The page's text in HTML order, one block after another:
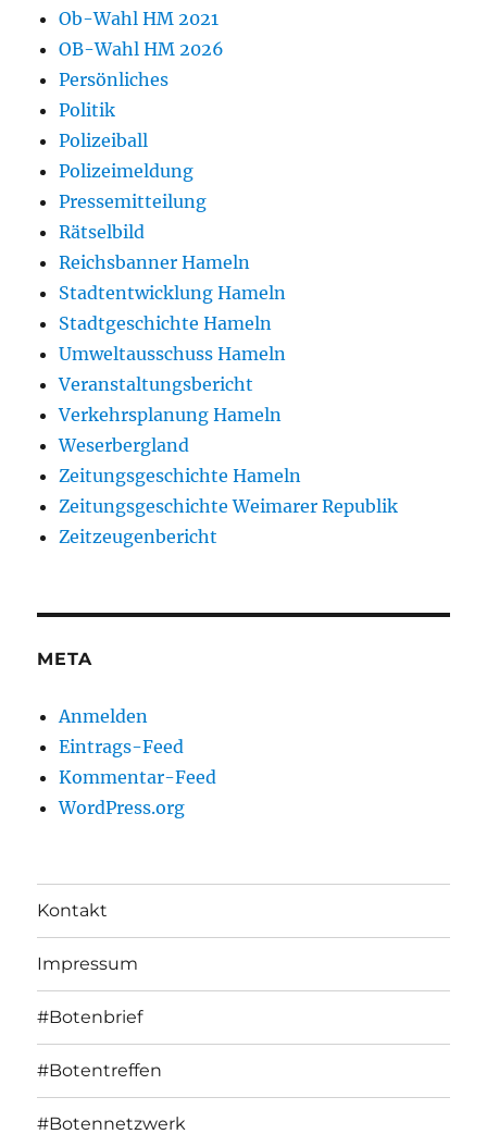
Ob-Wahl HM 2021
OB-Wahl HM 2026
Persönliches
Politik
Polizeiball
Polizeimeldung
Pressemitteilung
Rätselbild
Reichsbanner Hameln
Stadtentwicklung Hameln
Stadtgeschichte Hameln
Umweltausschuss Hameln
Veranstaltungsbericht
Verkehrsplanung Hameln
Weserbergland
Zeitungsgeschichte Hameln
Zeitungsgeschichte Weimarer Republik
Zeitzeugenbericht
META
Anmelden
Eintrags-Feed
Kommentar-Feed
WordPress.org
Kontakt
Impressum
#Botenbrief
#Botentreffen
#Botennetzwerk